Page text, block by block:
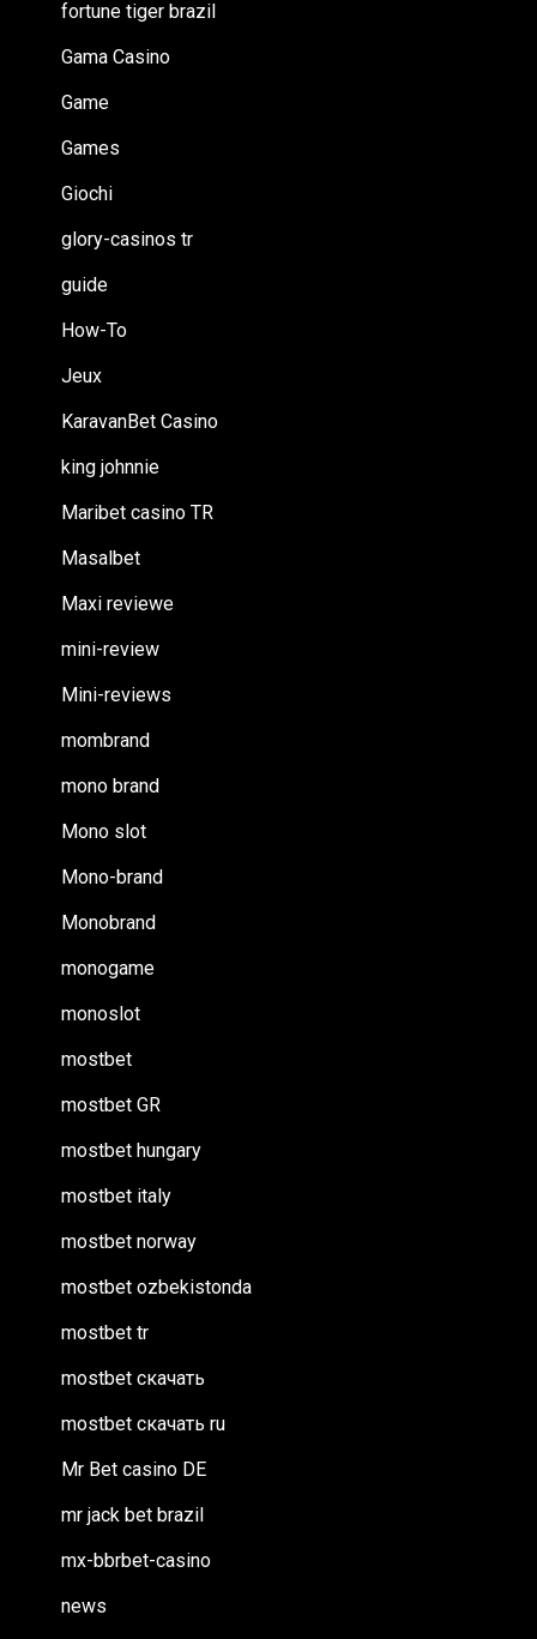
fortune tiger brazil
Gama Casino
Game
Games
Giochi
glory-casinos tr
guide
How-To
Jeux
KaravanBet Casino
king johnnie
Maribet casino TR
Masalbet
Maxi reviewe
mini-review
Mini-reviews
mombrand
mono brand
Mono slot
Mono-brand
Monobrand
monogame
monoslot
mostbet
mostbet GR
mostbet hungary
mostbet italy
mostbet norway
mostbet ozbekistonda
mostbet tr
mostbet скачать
mostbet скачать ru
Mr Bet casino DE
mr jack bet brazil
mx-bbrbet-casino
news